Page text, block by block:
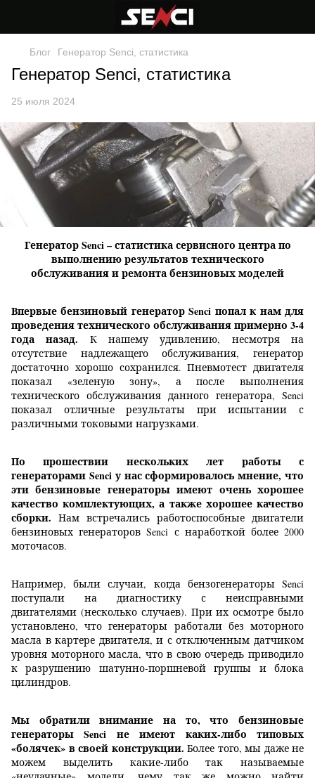
Блог Генератор Senci, статистика
Генератор Senci, статистика
25 июля 2024
Генератор Senci – статистика сервисного центра по
выполнению результатов технического
обслуживания и ремонта бензиновых моделей
Впервые бензиновый генератор Senci попал к нам для
проведения технического обслуживания примерно 3-4
года назад. К нашему удивлению, несмотря на
отсутствие надлежащего обслуживания, генератор
достаточно хорошо сохранился. Пневмотест двигателя
показал «зеленую зону», а после выполнения
технического обслуживания данного генератора, Senci
показал отличные результаты при испытании с
различными токовыми нагрузками.
По прошествии нескольких лет работы с
генераторами Senci у нас сформировалось мнение, что
эти бензиновые генераторы имеют очень хорошее
качество комплектующих, а также хорошее качество
сборки. Нам встречались работоспособные двигатели
бензиновых генераторов Senci с наработкой более 2000
моточасов.
Например, были случаи, когда бензогенераторы Senci
поступали на диагностику с неисправными
двигателями (несколько случаев). При их осмотре было
установлено, что генераторы работали без моторного
масла в картере двигателя, и с отключенным датчиком
уровня моторного масла, что в свою очередь приводило
к разрушению шатунно-поршневой группы и блока
цилиндров.
Мы обратили внимание на то, что бензиновые
генераторы Senci не имеют каких-либо типовых
«болячек» в своей конструкции. Более того, мы даже не
можем выделить какие-либо так называемые